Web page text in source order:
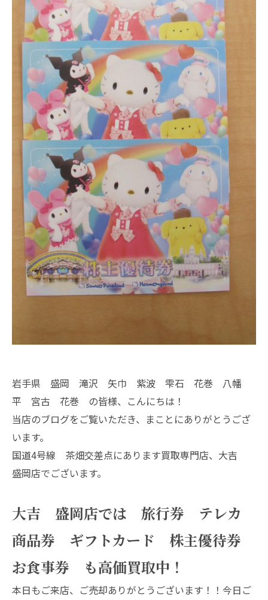
岩手県 盛岡 滝沢 矢巾 紫波 雫石 花巻 八幡
平 宮古 花巻 の皆様、こんにちは！
当店のブログをご覧いただき、まことにありがとうござ
います。
国道4号線 茶畑交差点にあります買取専門店、大吉
盛岡店でございます。
大吉 盛岡店では 旅行券 テレカ
商品券 ギフトカード 株主優待券
お食事券 も高価買取中！
本日もご来店、ご売却ありがとうございます！！今日ご